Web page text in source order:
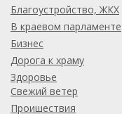
Благоустройство, ЖКХ
В краевом парламенте
Бизнес
Дорога к храму
Здоровье
Свежий ветер
Проишествия